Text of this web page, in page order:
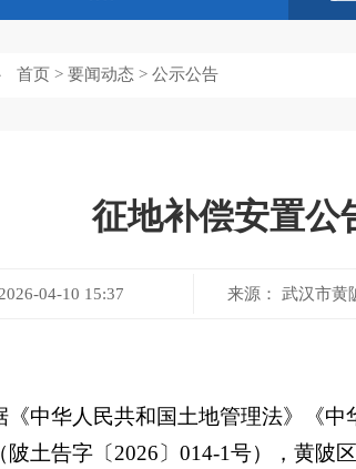
首页 > 要闻动态 > 公示公告
征地补偿安置公
2026-04-10 15:37 来源： 武汉市黄
《中华人民共和国土地管理法》《
陂土告字 〔 2026 〕 014-1号）， 黄陂